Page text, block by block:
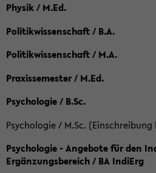
Physik / M.Ed.
Politikwissenschaft / B.A.
Politikwissenschaft / M.A.
Praxissemester / M.Ed.
Psychologie / B.Sc.
Psychologie / M.Sc. (Einschreibung
Psychologie - Angebote für den
Ergänzungsbereich / BA IndiErg